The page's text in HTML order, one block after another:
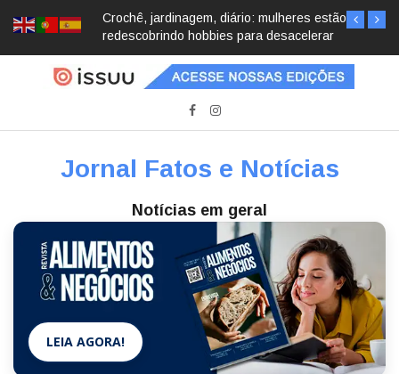
Crochê, jardinagem, diário: mulheres estão
redescobrindo hobbies para desacelerar
Jornal Fatos e Notícias
Notícias em geral
LEIA AGORA!